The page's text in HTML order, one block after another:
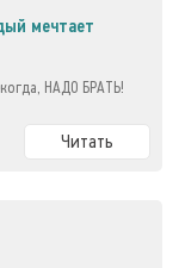
мечтает
НАДО БРАТЬ!
Читать